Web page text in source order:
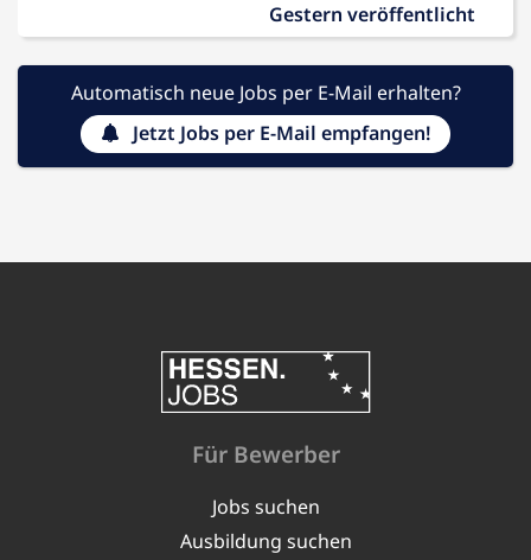
Gestern veröffentlicht
Automatisch neue Jobs per E-Mail erhalten?
Jetzt Jobs per E-Mail empfangen!
Für Bewerber
Jobs suchen
Ausbildung suchen